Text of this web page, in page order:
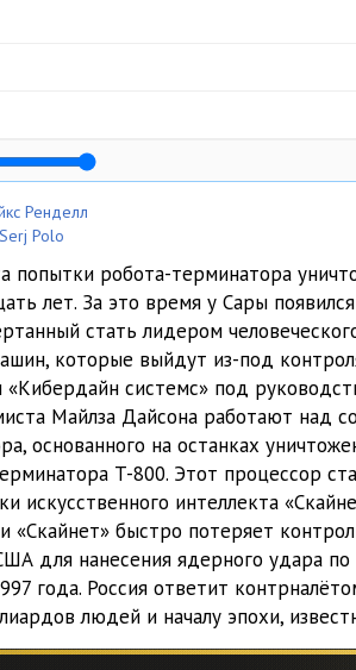
Ренделл
Serj Polo
попытки робота-терминатора
лет. За это время у Сары
стать лидером
которые выйдут из-под
«Кибердайн системс» под
Майлза Дайсона работают над
основанного на останках
T-800. Этот процессор
искусственного интеллекта
«Скайнет» быстро потеряет
для нанесения ядерного удара по
года. Россия ответит
людей и началу эпохи,